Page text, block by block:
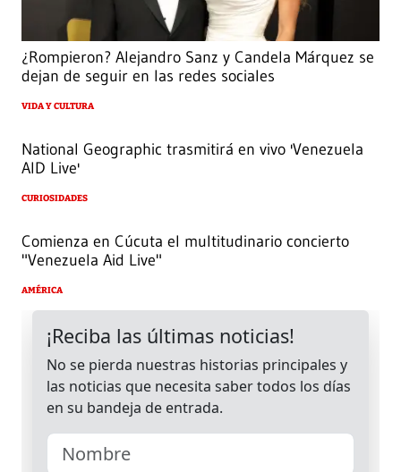
¿Rompieron? Alejandro Sanz y Candela Márquez se
dejan de seguir en las redes sociales
VIDA Y CULTURA
National Geographic trasmitirá en vivo 'Venezuela
AID Live'
CURIOSIDADES
Comienza en Cúcuta el multitudinario concierto
"Venezuela Aid Live"
AMÉRICA